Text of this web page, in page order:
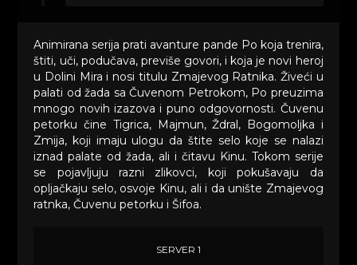
Animirana serija prati avanture pande Po koja trenira,
štiti, uči, podučava, previše govori, i koja je novi heroj
u Dolini Mira i nosi titulu Zmajevog Ratnika. Živeći u
palati od žada sa Čuvenom Petrokom, Po preuzima
mnogo novih izazova i puno odgovornosti. Čuvenu
petorku čine Tigrica, Majmun, Ždral, Bogomoljka i
Zmija, koji imaju ulogu da štite selo koje se nalazi
iznad palate od žada, ali i čitavu Kinu. Tokom serije
se pojavljuju razni zlikovci, koji pokušavaju da
opljačkaju selo, osvoje Kinu, ali i da unište Zmajevog
ratnka, Čuvenu petorku i Šifoa.
SERVER 1